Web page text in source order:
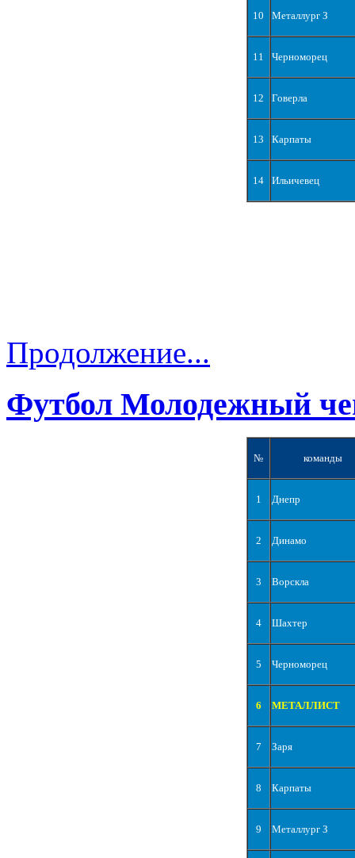
10 Металлург З
11 Черноморец
12 Говерла
13 Карпаты
14 Ильичевец
Продолжение...
Футбол Молодежный
№ команды
1 Днепр
2 Динамо
3 Ворскла
4 Шахтер
5 Черноморец
6 МЕТАЛЛИСТ
7 Заря
8 Карпаты
9 Металлург З